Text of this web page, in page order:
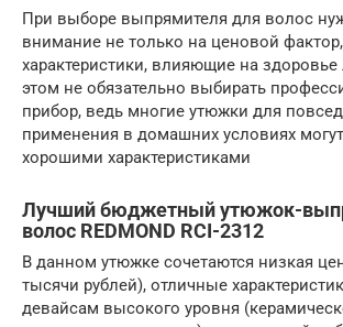
При выборе выпрямителя для волос
внимание не только на ценовой
характеристики, влияющие на
этом не обязательно выбирать
прибор, ведь многие утюжки для
применения в домашних условиях
хорошими характеристиками
Лучший бюджетный утюжок-
волос REDMOND RCI-2312
В данном утюжке сочетаются низкая
тысячи рублей), отличные
девайсам высокого уровня